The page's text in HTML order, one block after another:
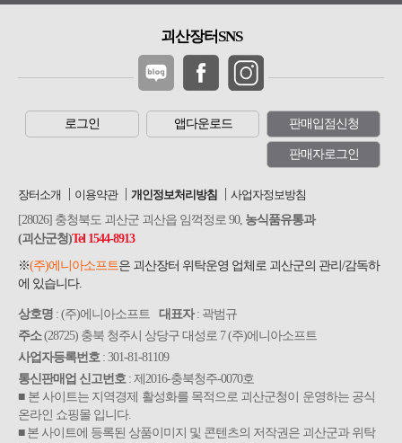
괴산장터SNS
로그인 앱다운로드 판매입점신청
판매자로그인
장터소개 이용약관 개인정보처리방침
사업자정보방침
[28026] 충청북도 괴산군 괴산읍 임꺽정로 90, 농식품유통과
(괴산군청)Tel 1544-8913
※(주)에니아소프트은 괴산장터 위탁운영 업체로 괴산군의 관리/감독하
에 있습니다.
상호명 : (주)에니아소프트 대표자 : 곽범규
주소 (28725) 충북 청주시 상당구 대성로 7 (주)에니아소프트
사업자등록번호 : 301-81-81109
통신판매업 신고번호 : 제2016-충북청주-0070호
■ 본 사이트는 지역경제 활성화를 목적으로 괴산군청이 운영하는 공식
온라인 쇼핑몰 입니다.
■ 본 사이트에 등록된 상품이미지 및 콘텐츠의 저작권은 괴산군과 위탁